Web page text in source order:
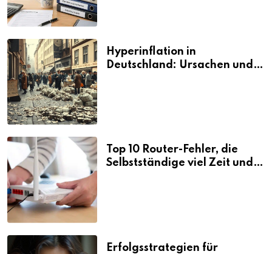
Hyperinflation in
Deutschland: Ursachen und
Top 10 Router-Fehler, die
Selbstständige viel Zeit und
Erfolgsstrategien für